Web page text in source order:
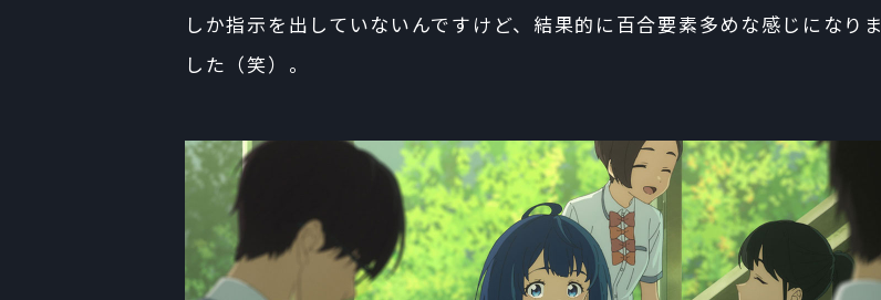
しか指示を出していないんですけど、結果的に百合要素多めな感じになりま
した（笑）。